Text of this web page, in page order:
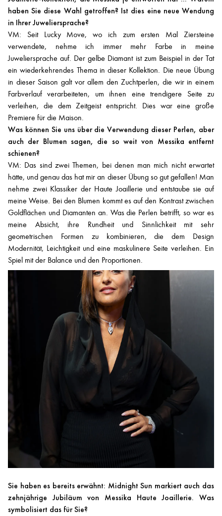
haben Sie diese Wahl getroffen? Ist dies eine neue Wendung
in Ihrer Juweliersprache?
VM: Seit Lucky Move, wo ich zum ersten Mal Ziersteine
verwendete, nehme ich immer mehr Farbe in meine
Juweliersprache auf. Der gelbe Diamant ist zum Beispiel in der Tat
ein wiederkehrendes Thema in dieser Kollektion. Die neue Übung
in dieser Saison galt vor allem den Zuchtperlen, die wir in einem
Farbverlauf verarbeiteten, um ihnen eine trendigere Seite zu
verleihen, die dem Zeitgeist entspricht. Dies war eine große
Premiere für die Maison.
Was können Sie uns über die Verwendung dieser Perlen, aber
auch der Blumen sagen, die so weit von Messika entfernt
schienen?
VM: Das sind zwei Themen, bei denen man mich nicht erwartet
hätte, und genau das hat mir an dieser Übung so gut gefallen! Man
nehme zwei Klassiker der Haute Joaillerie und entstaube sie auf
meine Weise. Bei den Blumen kommt es auf den Kontrast zwischen
Goldflächen und Diamanten an. Was die Perlen betrifft, so war es
meine Absicht, ihre Rundheit und Sinnlichkeit mit sehr
geometrischen Formen zu kombinieren, die dem Design
Modernität, Leichtigkeit und eine maskulinere Seite verleihen. Ein
Spiel mit der Balance und den Proportionen.
Sie haben es bereits erwähnt: Midnight Sun markiert auch das
zehnjährige Jubiläum von Messika Haute Joaillerie. Was
symbolisiert das für Sie?